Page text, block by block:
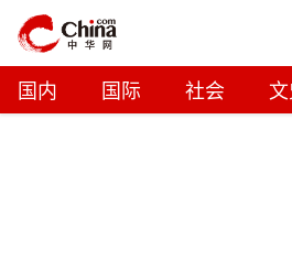
国内 国际 社会